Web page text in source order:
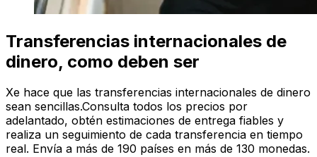
Transferencias internacionales de
dinero, como deben ser
Xe hace que las transferencias internacionales de dinero
sean sencillas.Consulta todos los precios por
adelantado, obtén estimaciones de entrega fiables y
realiza un seguimiento de cada transferencia en tiempo
real. Envía a más de 190 países en más de 130 monedas.